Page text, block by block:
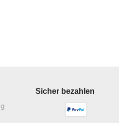
Sicher bezahlen